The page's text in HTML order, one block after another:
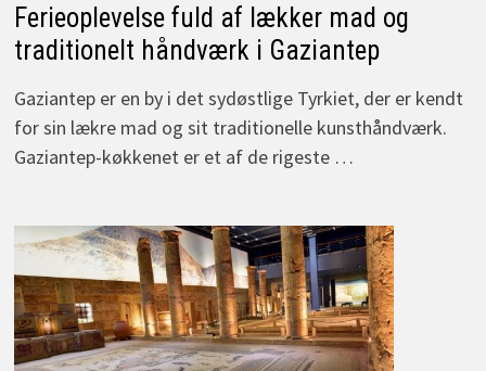
Ferieoplevelse fuld af lækker mad og
traditionelt håndværk i Gaziantep
Gaziantep er en by i det sydøstlige Tyrkiet, der er kendt
for sin lækre mad og sit traditionelle kunsthåndværk.
Gaziantep-køkkenet er et af de rigeste …